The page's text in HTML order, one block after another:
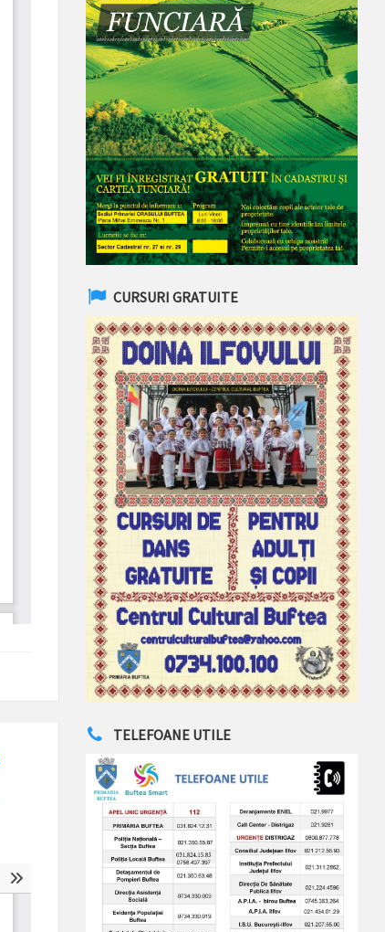
CURSURI GRATUITE
TELEFOANE UTILE